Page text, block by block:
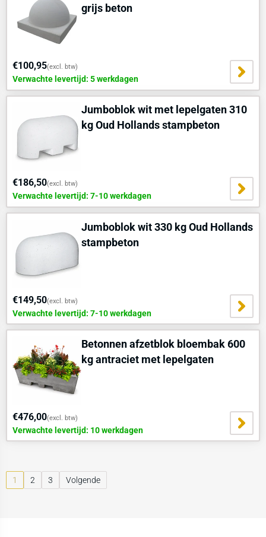
grijs beton
€100,95(excl. btw)
Verwachte levertijd: 5 werkdagen
Jumboblok wit met lepelgaten 310
kg Oud Hollands stampbeton
€186,50(excl. btw)
Verwachte levertijd: 7-10 werkdagen
Jumboblok wit 330 kg Oud Hollands
stampbeton
€149,50(excl. btw)
Verwachte levertijd: 7-10 werkdagen
Betonnen afzetblok bloembak 600
kg antraciet met lepelgaten
€476,00(excl. btw)
Verwachte levertijd: 10 werkdagen
1 2 3 Volgende